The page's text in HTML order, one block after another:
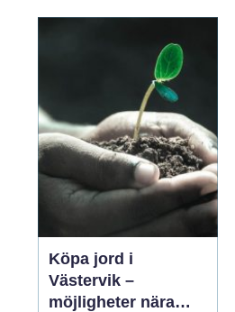
tryggare och håller
länge. En genomtänkt
renovering kan sänka
energik...
Köpa jord i
Västervik –
möjligheter nära